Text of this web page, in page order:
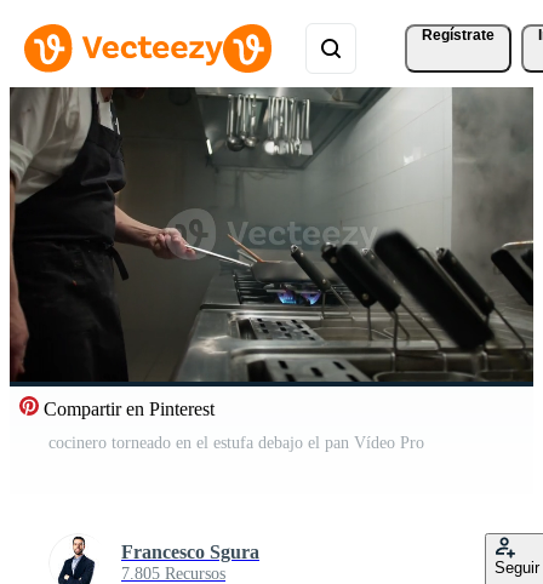
Regístrate
Compartir en Pinterest
cocinero torneado en el estufa debajo el pan Vídeo Pro
Francesco Sgura
7.805 Recursos Seguir